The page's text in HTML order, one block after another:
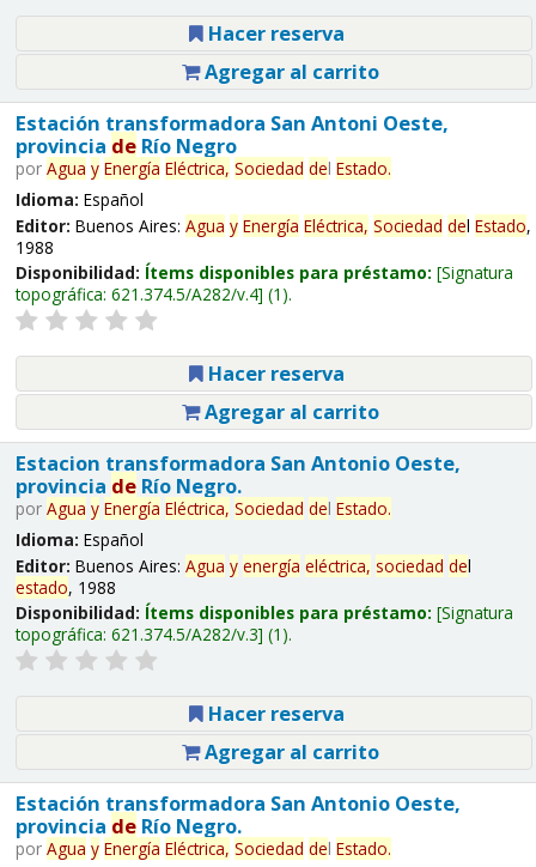
Hacer reserva
Agregar al carrito
Estación transformadora San Antoni Oeste,
provincia deRío Negro
por Agua y Energía Eléctrica, Sociedad del Estado.
Idioma: Español
Editor: Buenos Aires: Agua y Energía Eléctrica, Sociedad del Estado,
1988
Disponibilidad: Ítems disponibles para préstamo: Signatura
topográfica: 621.374.5/A282/v.4 (1).
Hacer reserva
Agregar al carrito
Estacion transformadora San Antonio Oeste,
provincia deRío Negro.
por Agua y Energía Eléctrica, Sociedad del Estado.
Idioma: Español
Editor: Buenos Aires: Agua y energía eléctrica, sociedad del
estado, 1988
Disponibilidad: Ítems disponibles para préstamo: Signatura
topográfica: 621.374.5/A282/v.3 (1).
Hacer reserva
Agregar al carrito
Estación transformadora San Antonio Oeste,
provincia deRío Negro.
por Agua y Energía Eléctrica, Sociedad del Estado.